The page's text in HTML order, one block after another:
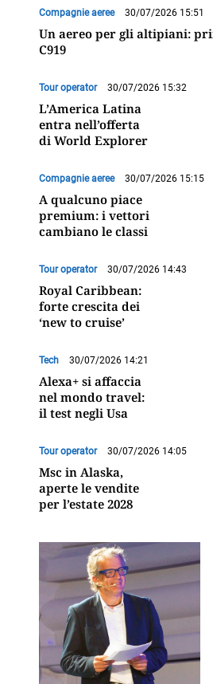
Compagnie aeree 30/07/2026 15:51
Un aereo per gli altipiani:
C919
Tour operator 30/07/2026 15:32
L’America Latina
entra nell’offerta
di World Explorer
Compagnie aeree 30/07/2026 15:15
A qualcuno piace
premium: i vettori
cambiano le classi
Tour operator 30/07/2026 14:43
Royal Caribbean:
forte crescita dei
‘new to cruise’
Tech 30/07/2026 14:21
Alexa+ si affaccia
nel mondo travel:
il test negli Usa
Tour operator 30/07/2026 14:05
Msc in Alaska,
aperte le vendite
per l’estate 2028